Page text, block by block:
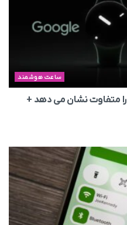
ساعت هوشمند
گوگل با تیزری جدید پیکسل واچ ۵ را متفاوت نشان می‌ دهد +